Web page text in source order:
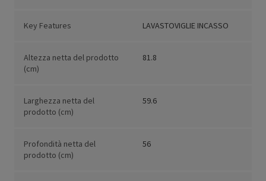
Key Features LAVASTOVIGLIE INCASSO
Altezza netta del prodotto
(cm)
81.8
Larghezza netta del
prodotto (cm)
59.6
Profondità netta del
prodotto (cm)
56